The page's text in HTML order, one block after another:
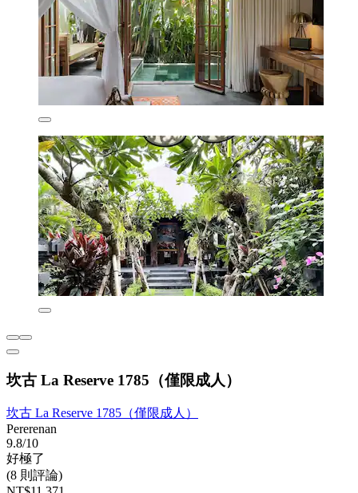
坎古 La Reserve 1785（僅限成人）
坎古 La Reserve 1785（僅限成人）
Pererenan
9.8/10
好極了
(8 則評論)